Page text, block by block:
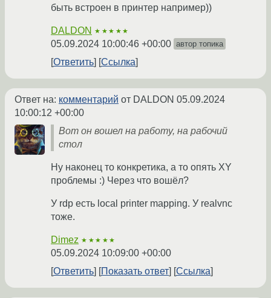
быть встроен в принтер например))
DALDON ★★★★★
05.09.2024 10:00:46 +00:00 автор топика
Ответить Ссылка
Ответ на: комментарий от DALDON 05.09.2024
10:00:12 +00:00
Вот он вошел на работу, на рабочий
стол
Ну наконец то конкретика, а то опять XY
проблемы :) Через что вошёл?
У rdp есть local printer mapping. У realvnc
тоже.
Dimez ★★★★★
05.09.2024 10:09:00 +00:00
Ответить
Показать ответ Ссылка